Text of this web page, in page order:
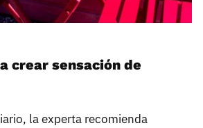
crear sensación de
la experta recomienda